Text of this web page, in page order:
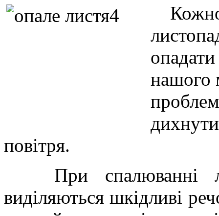
нашого
При спалюванні
виділяються шкідливі